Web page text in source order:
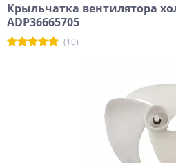
Крыльчатка вентилятора
ADP36665705
(10)